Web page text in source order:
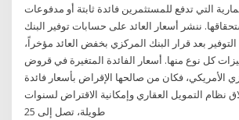
التي تدفع للمستثمرين فائدة ثابتة أو مدفوعات
ننشر أسعار العائد على حسابات توفير البنك
بعد قرار البنك المركزي بخفض العائد مؤخراً،
كل نوع منها. أسعار الفائدة المتغيرة في قروض
الأمريكي، فكان من صالحها الإقراض بأسعار فائدة
نظام التمويل العقاري وإمكانية الاقتراض لسنوات
طويلة، تصل إلى 25